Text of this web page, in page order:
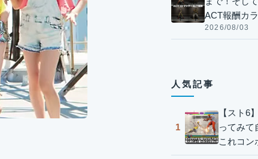
ACT報酬カ
2026/08/03
人気記事
1
【スト6
ってみて
これコン